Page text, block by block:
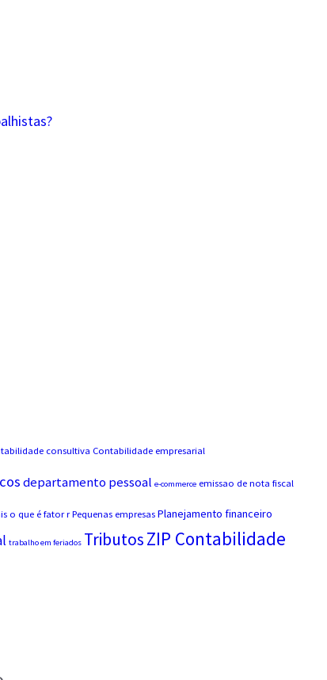
consultiva Contabilidade empresarial
departamento pessoal e-commerce emissao de nota fiscal
o que é fator r Pequenas empresas Planejamento financeiro
trabalho em feriados TributosZIP Contabilidade